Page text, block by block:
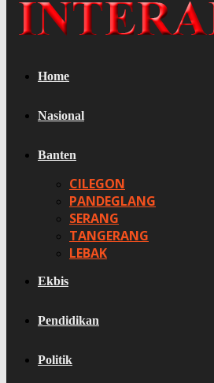
Home
Nasional
Banten
CILEGON
PANDEGLANG
SERANG
TANGERANG
LEBAK
Ekbis
Pendidikan
Politik